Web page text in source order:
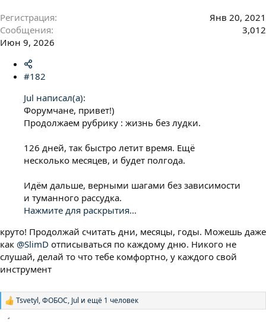
Регистрация
Янв 20, 2021
Сообщения
3,012
Июн 9, 2026
#182
Jul написал(а):
Форумчане, привет!)
Продолжаем рубрику : жизнь без лудки.
126 дней, так быстро летит время. Ещё
несколько месяцев, и будет полгода.
Идём дальше, верными шагами без зависимости
и туманного рассудка.
Нажмите для раскрытия...
круто! Продолжай считать дни, месяцы, годы. Можешь даже
как @SlimD отписываться по каждому дню. Никого не
слушай, делай то что тебе комфортно, у каждого свой
инструмент
Р
Tsvetyl,ФОБОС, Jul и ещё 1 человек